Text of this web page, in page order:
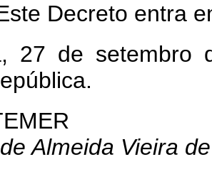
Decreto entra
27 de setembro
Almeida Vieira